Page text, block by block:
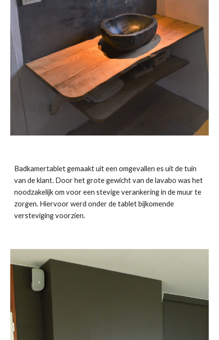
Badkamertablet gemaakt uit een omgevallen es uit de tuin
van de klant. Door het grote gewicht van de lavabo was het
noodzakelijk om voor een stevige verankering in de muur te
zorgen. Hiervoor werd onder de tablet bijkomende
versteviging voorzien.